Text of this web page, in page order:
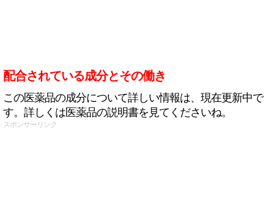
配合されている成分とその働き
この医薬品の成分について詳しい情報は、現在更新中で
す。詳しくは医薬品の説明書を見てくださいね。
スポンサーリンク